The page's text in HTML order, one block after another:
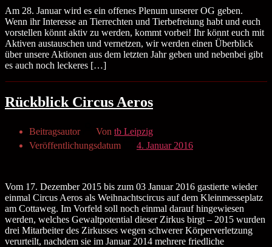
Am 28. Januar wird es ein offenes Plenum unserer OG geben.
Wenn ihr Interesse an Tierrechten und Tierbefreiung habt und euch
vorstellen könnt aktiv zu werden, kommt vorbei! Ihr könnt euch mit
Aktiven austauschen und vernetzen, wir werden einen Überblick
über unsere Aktionen aus dem letzten Jahr geben und nebenbei gibt
es auch noch leckeres […]
Rückblick Circus Aeros
Beitragsautor Von tb Leipzig
Veröffentlichungsdatum
4. Januar 2016
Vom 17. Dezember 2015 bis zum 03 Januar 2016 gastierte wieder
einmal Circus Aeros als Weihnachtscircus auf dem Kleinmesseplatz
am Cottaweg. Im Vorfeld soll noch einmal darauf hingewiesen
werden, welches Gewaltpotential dieser Zirkus birgt – 2015 wurden
drei Mitarbeiter des Zirkusses wegen schwerer Körperverletzung
verurteilt, nachdem sie im Januar 2014 mehrere friedliche